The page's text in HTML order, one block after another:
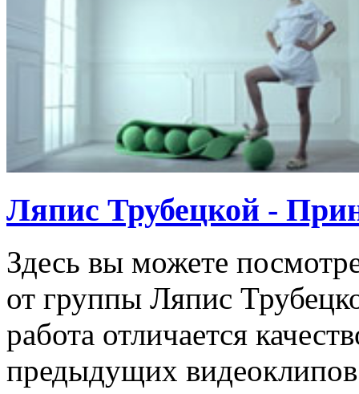
Ляпис Трубецкой -
Здесь вы можете
от группы Ляпис
работа отличается
предыдущих